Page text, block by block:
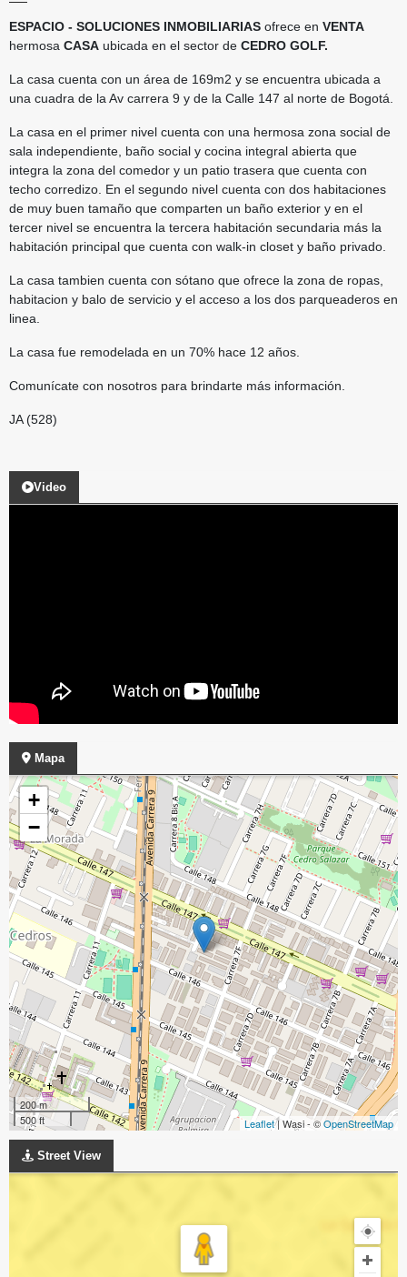
ESPACIO - SOLUCIONES INMOBILIARIAS ofrece en VENTA
hermosa CASA ubicada en el sector de CEDRO GOLF.
La casa cuenta con un área de 169m2 y se encuentra ubicada a
una cuadra de la Av carrera 9 y de la Calle 147 al norte de Bogotá.
La casa en el primer nivel cuenta con una hermosa zona social de
sala independiente, baño social y cocina integral abierta que
integra la zona del comedor y un patio trasera que cuenta con
techo corredizo. En el segundo nivel cuenta con dos habitaciones
de muy buen tamaño que comparten un baño exterior y en el
tercer nivel se encuentra la tercera habitación secundaria más la
habitación principal que cuenta con walk-in closet y baño privado.
La casa tambien cuenta con sótano que ofrece la zona de ropas,
habitacion y balo de servicio y el acceso a los dos parqueaderos en
linea.
La casa fue remodelada en un 70% hace 12 años.
Comunícate con nosotros para brindarte más información.
JA (528)
Video
Mapa
+
−
200 m
500 ft
Leaflet| Wasi - ©OpenStreetMap
Street View